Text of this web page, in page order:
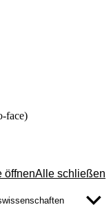
face)
öffnenAlle schließen